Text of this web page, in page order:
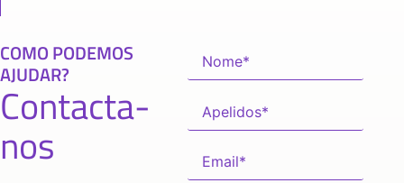
COMO PODEMOS
AJUDAR?
Contacta-
nos